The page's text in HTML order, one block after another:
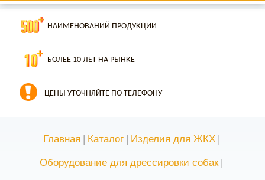
НАИМЕНОВАНИЙ ПРОДУКЦИИ
БОЛЕЕ 10 ЛЕТ НА РЫНКЕ
ЦЕНЫ УТОЧНЯЙТЕ ПО ТЕЛЕФОНУ
Главная | Каталог | Изделия для ЖКХ |
Оборудование для дрессировки собак |